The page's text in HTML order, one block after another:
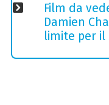
Film da
Damien
limite per il